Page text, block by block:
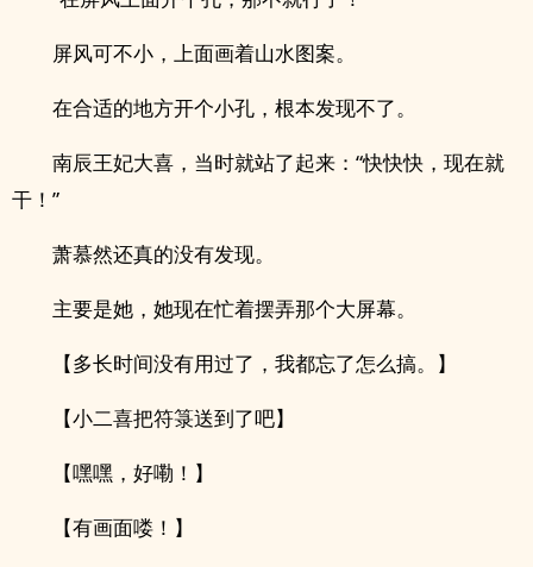
屏风可不小，上面画着山水图案。
在合适的地方开个小孔，根本发现不了。
南辰王妃大喜，当时就站了起来：“快快快，现在就
干！”
萧慕然还真的没有发现。
主要是她，她现在忙着摆弄那个大屏幕。
【多长时间没有用过了，我都忘了怎么搞。】
【小二喜把符箓送到了吧】
【嘿嘿，好嘞！】
【有画面喽！】